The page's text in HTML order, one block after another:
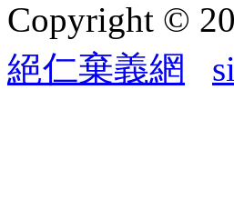
Copyright ©
絕仁棄義網